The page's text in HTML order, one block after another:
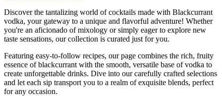
Discover the tantalizing world of cocktails made with Blackcurrant
vodka, your gateway to a unique and flavorful adventure! Whether
you're an aficionado of mixology or simply eager to explore new
taste sensations, our collection is curated just for you.
Featuring easy-to-follow recipes, our page combines the rich, fruity
essence of blackcurrant with the smooth, versatile base of vodka to
create unforgettable drinks. Dive into our carefully crafted selections
and let each sip transport you to a realm of exquisite blends, perfect
for any occasion.